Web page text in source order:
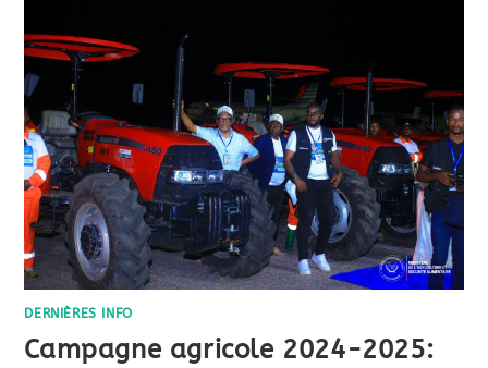
DERNIÈRES INFO
Campagne agricole 2024-2025: